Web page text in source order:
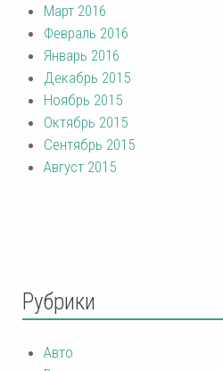
Март 2016
Февраль 2016
Январь 2016
Декабрь 2015
Ноябрь 2015
Октябрь 2015
Сентябрь 2015
Август 2015
Рубрики
Авто